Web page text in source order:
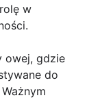
w
owej, gdzie
do